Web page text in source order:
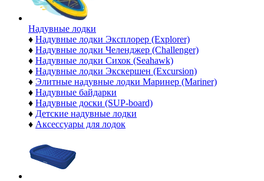
Надувные лодки
♦ Надувные лодки Эксплорер (Explorer)
♦ Надувные лодки Челенджер (Challenger)
♦ Надувные лодки Сихок (Seahawk)
♦ Надувные лодки Экскершен (Excursion)
♦ Элитные надувные лодки Маринер (Mariner)
♦ Надувные байдарки
♦ Надувные доски (SUP-board)
♦ Детские надувные лодки
♦ Аксессуары для лодок